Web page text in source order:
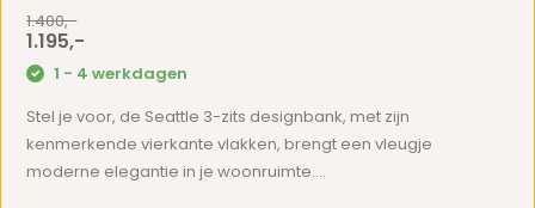
1.400,-
1.195,-
1 - 4 werkdagen
Stel je voor, de Seattle 3-zits designbank, met zijn
kenmerkende vierkante vlakken, brengt een vleugje
moderne elegantie in je woonruimte....